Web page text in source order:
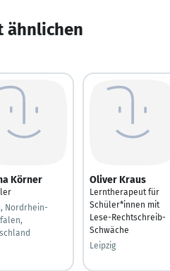
ähnlichen
Körner
Nordrhein-
Oliver Kraus
Lerntherapeut für
Schüler*innen mit
Lese-Rechtschreib-
Schwäche
Leipzig